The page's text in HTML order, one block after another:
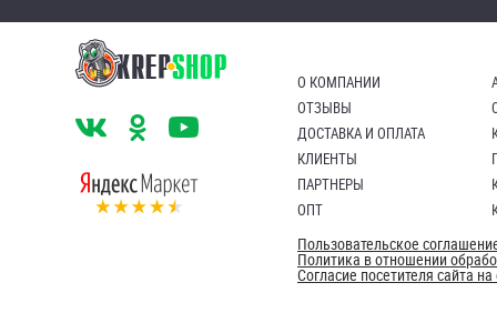
О КОМПАНИИ
ОТЗЫВЫ
ДОСТАВКА И ОПЛАТА
КЛИЕНТЫ
ПАРТНЕРЫ
ОПТ
Пользовательское
Политика в отношении
Согласие посетителя сайта